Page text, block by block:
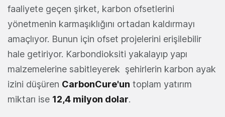
faaliyete geçen şirket, karbon ofsetlerini
yönetmenin karmaşıklığını ortadan kaldırmayı
amaçlıyor. Bunun için ofset projelerini erişilebilir
hale getiriyor. Karbondioksiti yakalayıp yapı
malzemelerine sabitleyerek şehirlerin karbon ayak
izini düşüren CarbonCure'un toplam yatırım
miktarı ise 12,4 milyon dolar.